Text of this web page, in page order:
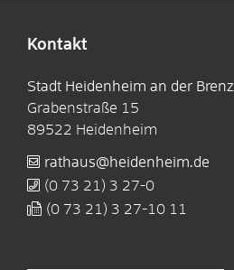
Kontakt
Stadt Heidenheim an der Brenz
Grabenstraße 15
89522 Heidenheim
rathaus@heidenheim.de
(0 73 21) 3 27-0
(0 73 21) 3 27-10 11